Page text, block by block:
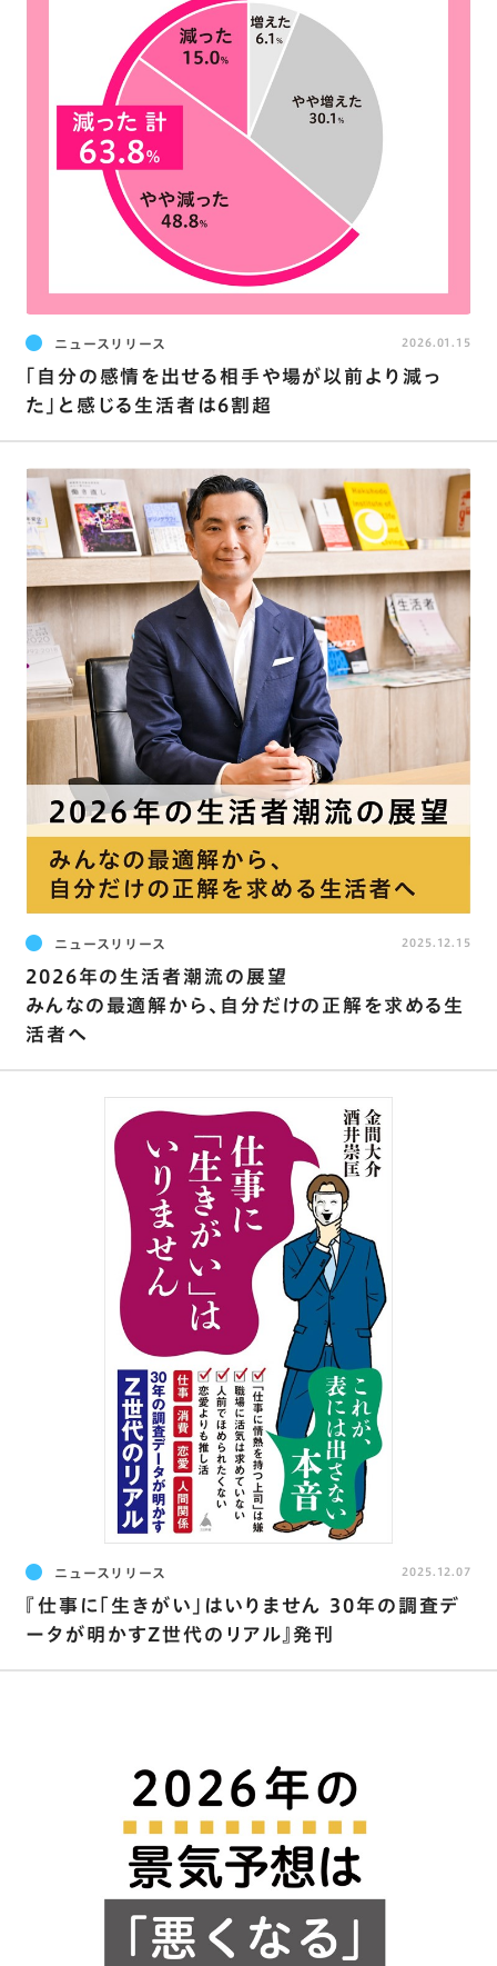
ニュースリリース
｢自分の感情を出せる相手や場が以前より減っ
た｣と感じる生活者は6割超
2026.01.15
ニュースリリース
2026年の生活者潮流の展望
みんなの最適解から、自分だけの正解を求める生
活者へ
2025.12.15
ニュースリリース
『仕事に「生きがい」はいりません 30年の調査デ
ータが明かすZ世代のリアル』発刊
2025.12.07